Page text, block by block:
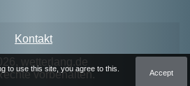
Kontakt
wetterlang.de
vorbehalten.
to use this site, you agree to this.
Accept